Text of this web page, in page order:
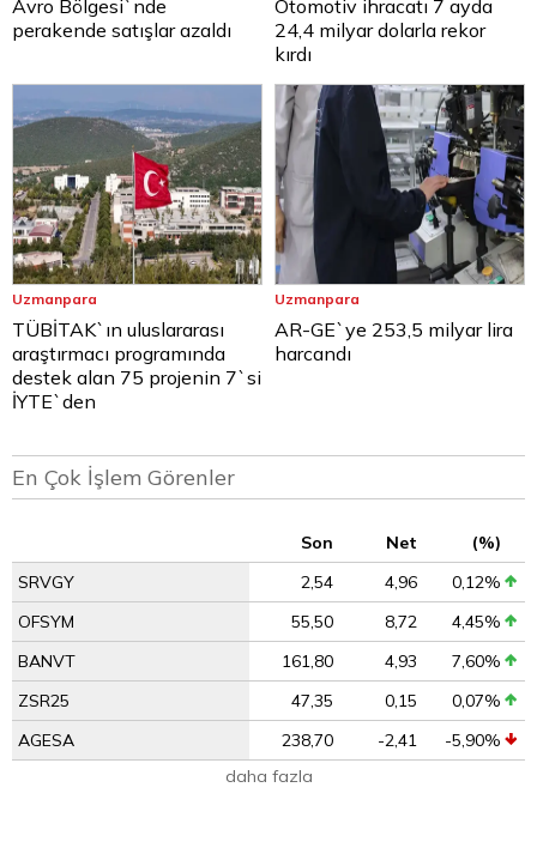
Avro Bölgesi`nde
perakende satışlar azaldı
Otomotiv ihracatı 7 ayda
24,4 milyar dolarla rekor
kırdı
Uzmanpara
TÜBİTAK`ın uluslararası
araştırmacı programında
destek alan 75 projenin 7`si
İYTE`den
Uzmanpara
AR-GE`ye 253,5 milyar lira
harcandı
En Çok İşlem Görenler
Son Net
(%)
SRVGY
2,54 4,96
0,12%
OFSYM
55,50 8,72
4,45%
BANVT
161,80 4,93
7,60%
ZSR25
47,35 0,15
0,07%
AGESA
238,70 -2,41
-5,90%
daha fazla